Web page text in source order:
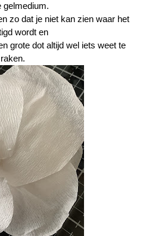
gelmedium.
zo dat je niet kan zien waar het
wordt en
grote dot altijd wel iets weet te
raken.